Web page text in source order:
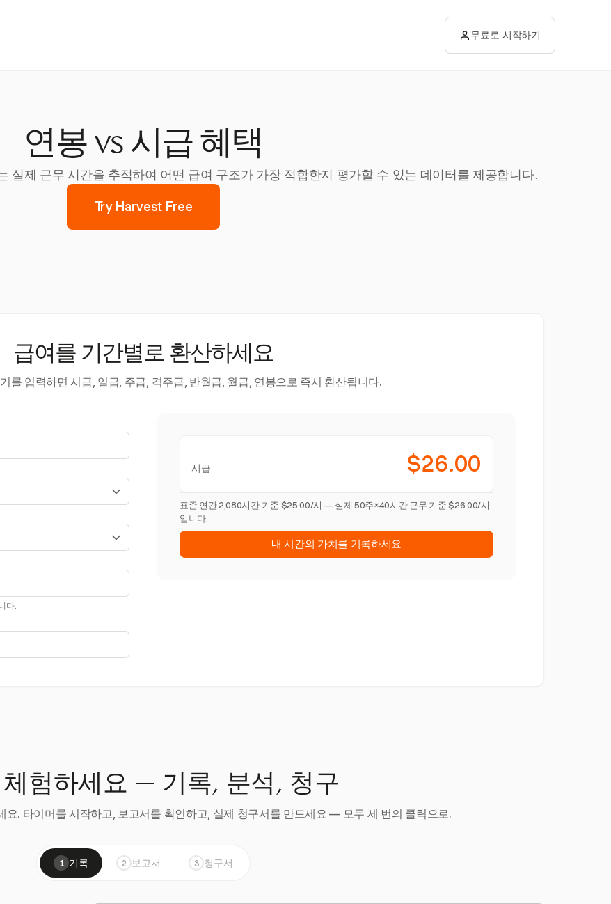
무료로 시작하기
연봉 vs 시급 혜택
실제 근무 시간을 추적하여 어떤 급여 구조가 가장 적합한지 평가할 수 있는 데이터를 제공합니다.
Try Harvest Free
급여를 기간별로 환산하세요
를 입력하면 시급, 일급, 주급, 격주급, 반월급, 월급, 연봉으로 즉시 환산됩니다.
다.
시급 $26.00
표준 연간 2,080시간 기준 $25.00/시 — 실제 50주×40시간 근무 기준 $26.00/시
입니다.
내 시간의 가치를 기록하세요
험하세요 — 기록, 분석, 청구
요. 타이머를 시작하고, 보고서를 확인하고, 실제 청구서를 만드세요 — 모두 세 번의 클릭으로.
1 기록 2 보고서 3 청구서